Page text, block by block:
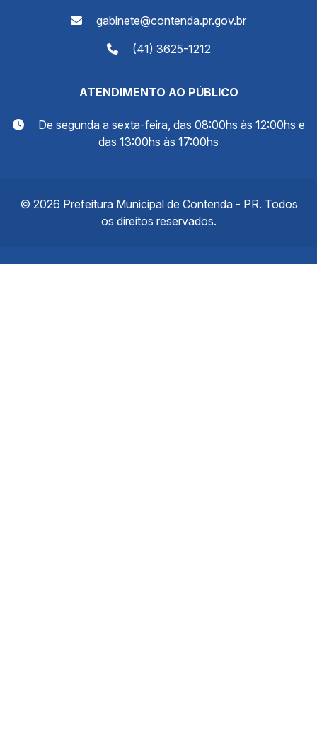
gabinete@contenda.pr.gov.br
(41) 3625-1212
ATENDIMENTO AO PÚBLICO
De segunda a sexta-feira, das 08:00hs às 12:00hs e
das 13:00hs às 17:00hs
© 2026 Prefeitura Municipal de Contenda - PR. Todos
os direitos reservados.